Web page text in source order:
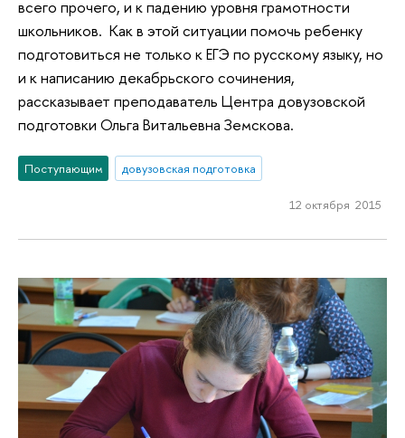
всего прочего, и к падению уровня грамотности
школьников. Как в этой ситуации помочь ребенку
подготовиться не только к ЕГЭ по русскому языку, но
и к написанию декабрьского сочинения,
рассказывает преподаватель Центра довузовской
подготовки Ольга Витальевна Земскова.
Поступающим довузовская подготовка
12 октября 2015